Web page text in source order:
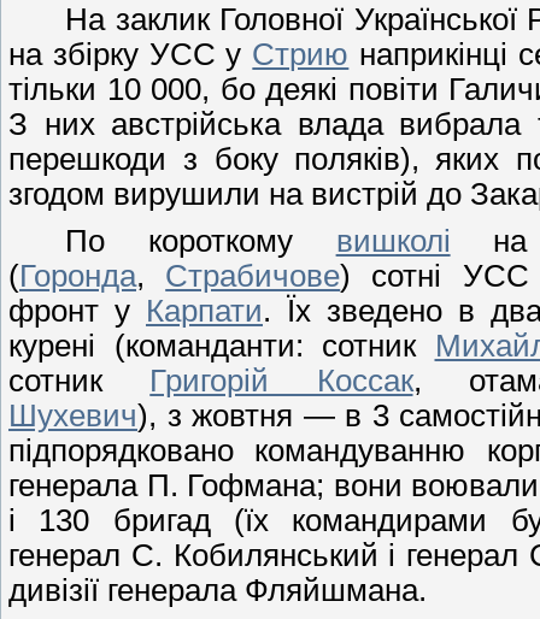
На заклик Головної
на збірку УСС у Стрию наприкінці
тільки 10 000, бо деякі повіти
З них австрійська влада
перешкоди з боку поляків), яких
згодом вирушили на вистрій до
По короткому вишколі на
(Горонда, Страбичове) сотні УСС
фронт у Карпати. Їх зведено в
курені (команданти: сотник
сотник Григорій Коссак,
Шухевич), з жовтня — в 3
підпорядковано командуванню
генерала П. Гофмана; вони воювали
і 130 бригад (їх командирами
генерал С. Кобилянський і генерал
дивізії генерала Фляйшмана.